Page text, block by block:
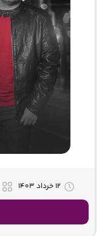
۱۲ خرداد ۱۴۰۳